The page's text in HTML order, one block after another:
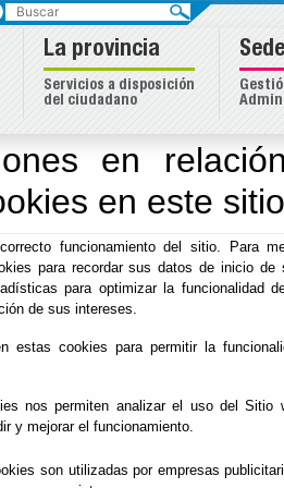
en
en este sitio
funcionamiento del sitio. Para
para recordar sus datos de inicio de
para optimizar la funcionalidad
de sus intereses.
estas cookies para permitir la
nos permiten analizar el uso del Sitio
y mejorar el funcionamiento.
son utilizadas por empresas
- Información sobre
sobre
y Línea N4
dirigidas a entidades
Buscar
La provincia
Servicios a disposición
del ciudadano